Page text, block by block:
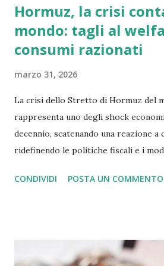
Hormuz, la crisi
mondo: tagli al
consumi razionati
marzo 31, 2026
La crisi dello Stretto di Hormuz del
rappresenta uno degli shock
decennio, scatenando una reazione a
ridefinendo le politiche fiscali e i
seguito dell'escalation militare tra
chiusura della "giugulare del mondo"
CONDIVIDI POSTA UN COMMENTO